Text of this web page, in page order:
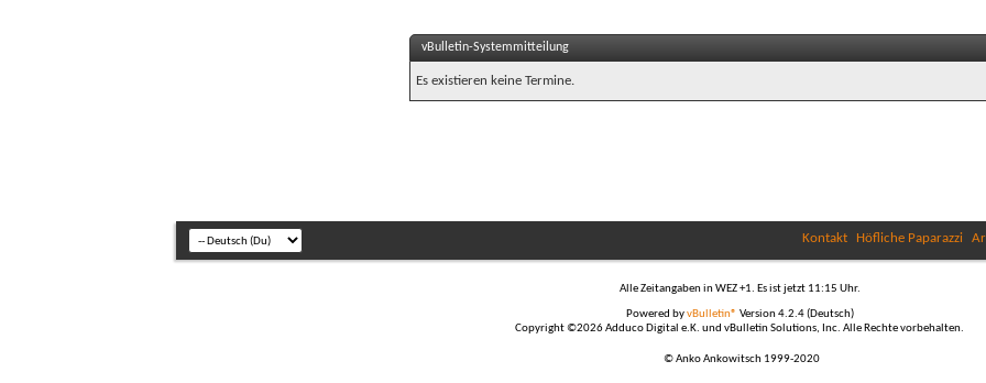
vBulletin-Systemmitteilung
Es existieren keine Termine.
Kontakt Höfliche Paparazzi
Alle Zeitangaben in WEZ +1. Es ist jetzt 11:15 Uhr.
Powered byvBulletin® Version 4.2.4 (Deutsch)
Copyright ©2026 Adduco Digital e.K. und vBulletin Solutions, Inc. Alle Rechte vorbehalten.
© Anko Ankowitsch 1999-2020